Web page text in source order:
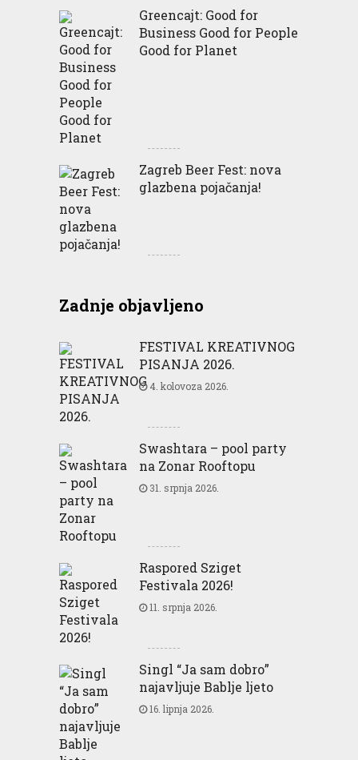
Greencajt: Good for
Business Good for People
Good for Planet
Zagreb Beer Fest: nova
glazbena pojačanja!
Zadnje objavljeno
FESTIVAL KREATIVNOG
PISANJA 2026.
4. kolovoza 2026.
Swashtara – pool party
na Zonar Rooftopu
31. srpnja 2026.
Raspored Sziget
Festivala 2026!
11. srpnja 2026.
Singl “Ja sam dobro”
najavljuje Bablje ljeto
16. lipnja 2026.